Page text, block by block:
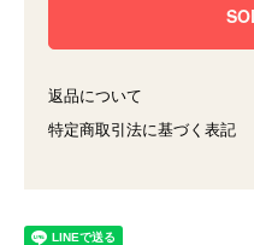
返品について
特定商取引法に基づく表記